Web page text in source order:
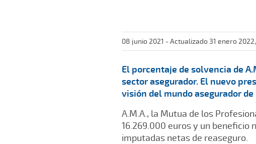
08 junio 2021 - Actualizado 31 enero
El porcentaje de solvencia de
sector asegurador. El nuevo
visión del mundo asegurador
A.M.A., la Mutua de los
16.269.000 euros y un beneficio
imputadas netas de reaseguro.